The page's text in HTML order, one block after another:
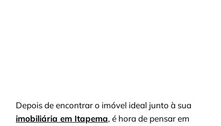
Depois de encontrar o imóvel ideal junto à sua
imobiliária em Itapema, é hora de pensar em